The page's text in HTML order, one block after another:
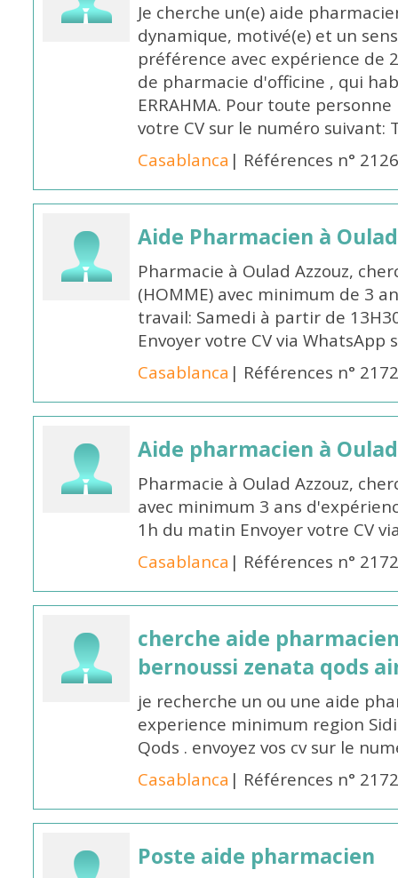
Je cherche un(e) aide
dynamique, motivé(e) et un
préférence avec expérience de
de pharmacie d'officine , qui
ERRAHMA. Pour toute
votre CV sur le numéro suivant:
Casablanca | Références n°
Aide Pharmacien à
Pharmacie à Oulad Azzouz,
(HOMME) avec minimum de 3
travail: Samedi à partir de
Envoyer votre CV via WhatsApp
Casablanca | Références n°
Aide pharmacien à
Pharmacie à Oulad Azzouz,
avec minimum 3 ans
1h du matin Envoyer votre CV
Casablanca | Références n°
cherche aide
bernoussi zenata qods
je recherche un ou une aide
experience minimum region
Qods . envoyez vos cv sur le
Casablanca | Références n°
Poste aide pharmacien